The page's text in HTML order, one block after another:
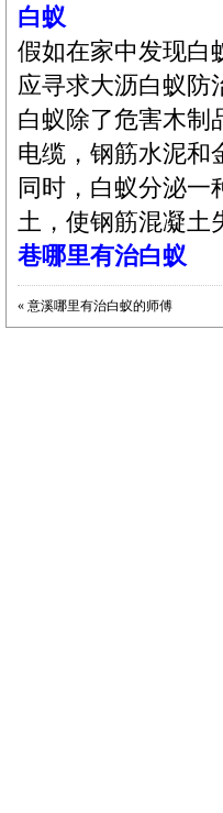
白蚁
假如在家中发现白
应寻求大沥白蚁防
白蚁除了危害木制
电缆，钢筋水泥和
同时，白蚁分泌一
土，使钢筋混凝土
巷哪里有治白蚁
« 意溪哪里有治白蚁的师傅